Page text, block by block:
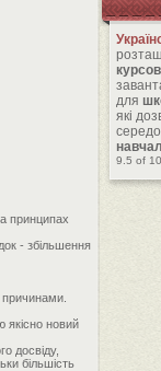
принципах
- збільшення
причинами.
якісно новий
досвіду,
більшість
для
які
9.5 of 10